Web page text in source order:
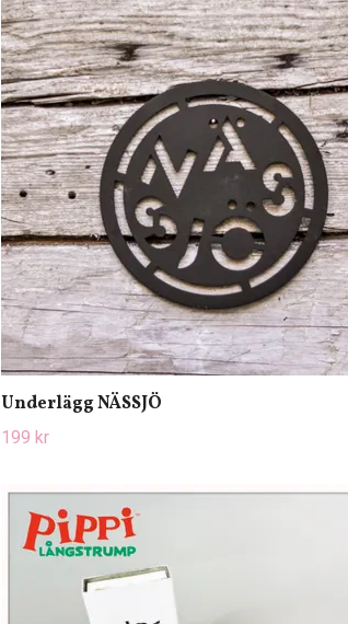
Underlägg NÄSSJÖ
199 kr